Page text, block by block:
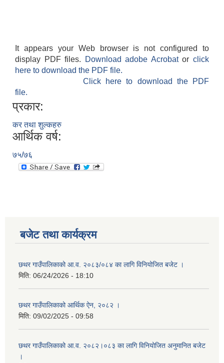
It appears your Web browser is not configured to
display PDF files.
Download adobe Acrobatorclick
here to download the PDF file.
Click here to download the PDF
file.
प्रकार:
कर तथा शुल्कहरु
आर्थिक वर्ष:
७५/७६
बजेट तथा कार्यक्रम
छथर गाउँपालिकाको आ.व. २०८३/०८४ का लागि विनियोजित बजेट ।
मिति: 06/24/2026 - 18:10
छथर गाउँपालिकाको आर्थिक ऐन, २०८२ ।
मिति: 09/02/2025 - 09:58
छथर गाउँपालिकाको आ.व. २०८२।०८३ का लागि विनियोजित अनुमानित बजेट
।